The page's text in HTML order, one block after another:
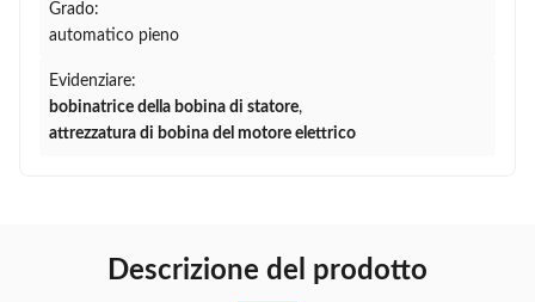
Grado:
automatico pieno
Evidenziare:
bobinatrice della bobina di statore,
attrezzatura di bobina del motore elettrico
Descrizione del prodotto